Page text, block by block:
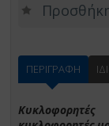
ΠΕΡΙΓΡΑΦΗ